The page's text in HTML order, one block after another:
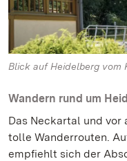
Blick auf Heidelberg vom
Wandern rund um
Das Neckartal und
tolle Wanderrouten.
empfiehlt sich der